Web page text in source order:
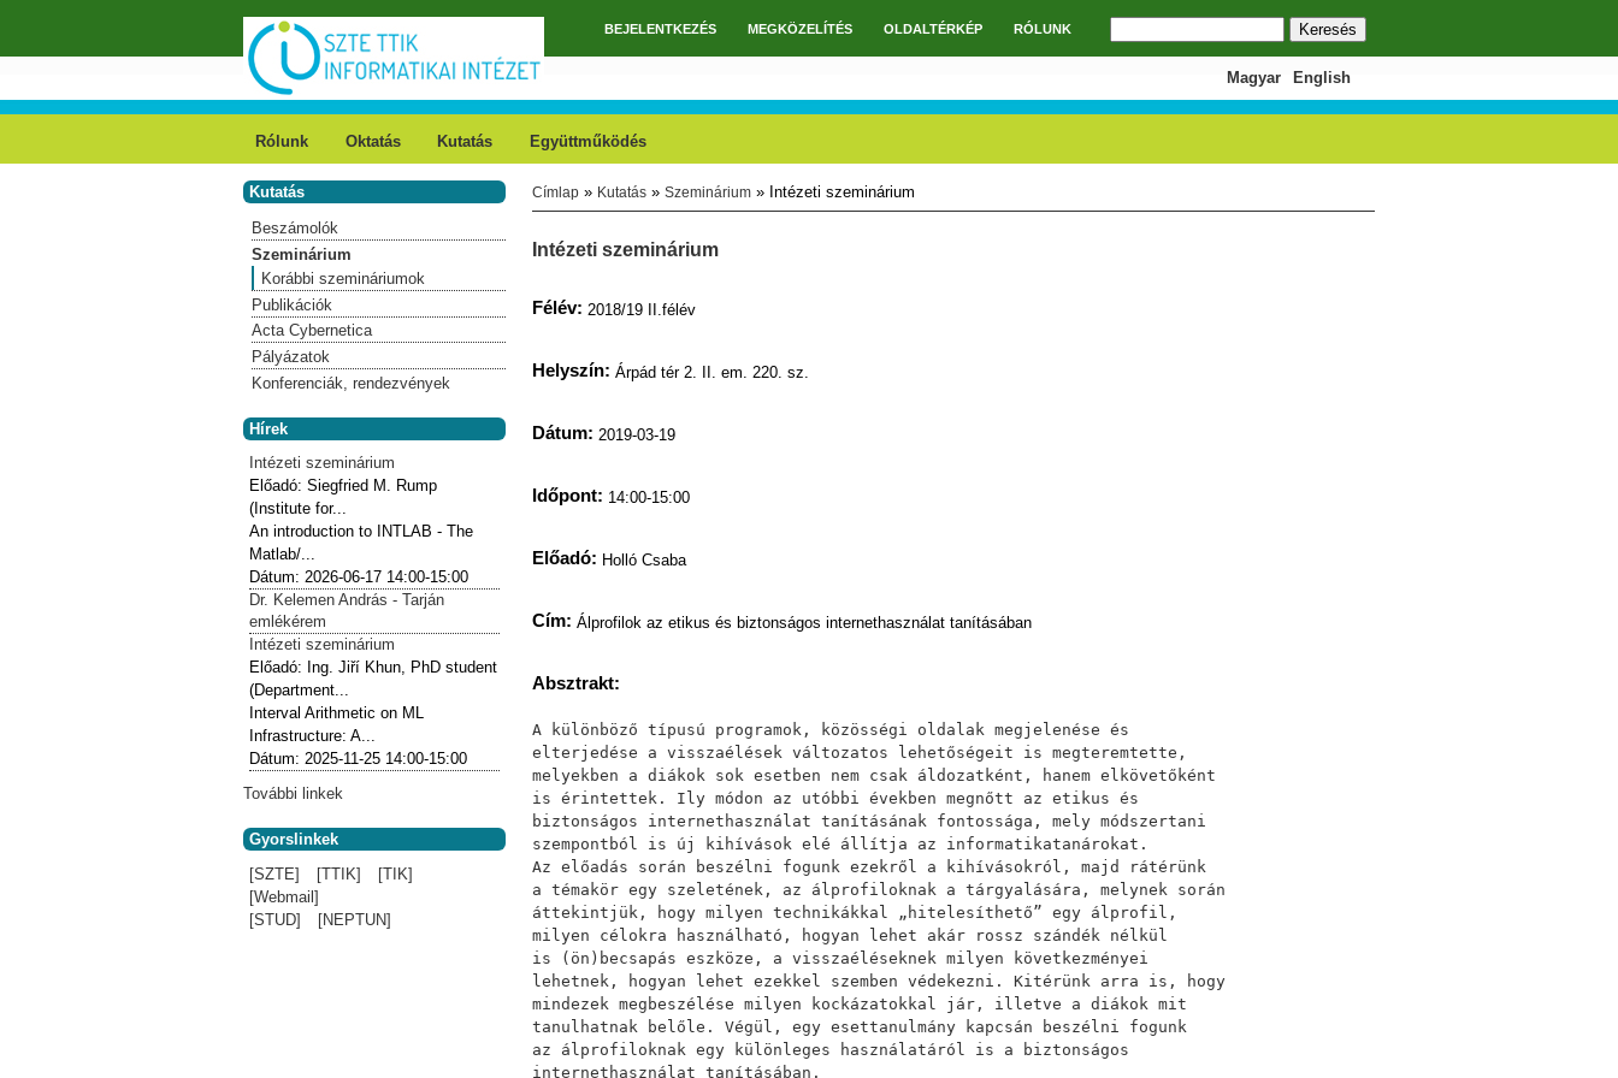
FőmenüBEJELENTKEZÉS MEGKÖZELÍTÉS OLDALTÉRKÉP RÓLUNK Keresés űrlap
English
Magyar
Rólunk Oktatás Kutatás Együttműködés
Jelenlegi hely
Címlap » Kutatás » Szeminárium » Intézeti szeminárium
Intézeti szeminárium
Félév: 2018/19 II.félév
Helyszín: Árpád tér 2. II. em. 220. sz.
Dátum: 2019-03-19
Időpont: 14:00-15:00
Előadó: Holló Csaba
Cím: Álprofilok az etikus és biztonságos internethasználat tanításában
Absztrakt:
A különböző típusú programok, közösségi oldalak megjelenése és
elterjedése a visszaélések változatos lehetőségeit is megteremtette,
melyekben a diákok sok esetben nem csak áldozatként, hanem elkövetőként
is érintettek. Ily módon az utóbbi években megnőtt az etikus és
biztonságos internethasználat tanításának fontossága, mely módszertani
szempontból is új kihívások elé állítja az informatikatanárokat.
Az előadás során beszélni fogunk ezekről a kihívásokról, majd rátérünk
a témakör egy szeletének, az álprofiloknak a tárgyalására, melynek során
áttekintjük, hogy milyen technikákkal „hitelesíthető” egy álprofil,
milyen célokra használható, hogyan lehet akár rossz szándék nélkül
is (ön)becsapás eszköze, a visszaéléseknek milyen következményei
lehetnek, hogyan lehet ezekkel szemben védekezni. Kitérünk arra is, hogy
mindezek megbeszélése milyen kockázatokkal jár, illetve a diákok mit
tanulhatnak belőle. Végül, egy esettanulmány kapcsán beszélni fogunk
az álprofiloknak egy különleges használatáról is a biztonságos
internethasználat tanításában.
Kutatás
Beszámolók
Szeminárium
Korábbi szemináriumok
Publikációk
Acta Cybernetica
Pályázatok
Konferenciák, rendezvények
Hírek
Intézeti szeminárium
Előadó:Siegfried M. Rump
(Institute for...
An introduction to INTLAB - The
Matlab/...
Dátum:2026-06-17 14:00-15:00
Dr. Kelemen András - Tarján
emlékérem
Intézeti szeminárium
Előadó: Ing. Jiří Khun, PhD student
(Department...
Interval Arithmetic on ML
Infrastructure: A...
Dátum:2025-11-25 14:00-15:00
További linkek
Gyorslinkek
[SZTE]
[TTIK]
[TIK]
[Webmail]
[STUD]
[NEPTUN]